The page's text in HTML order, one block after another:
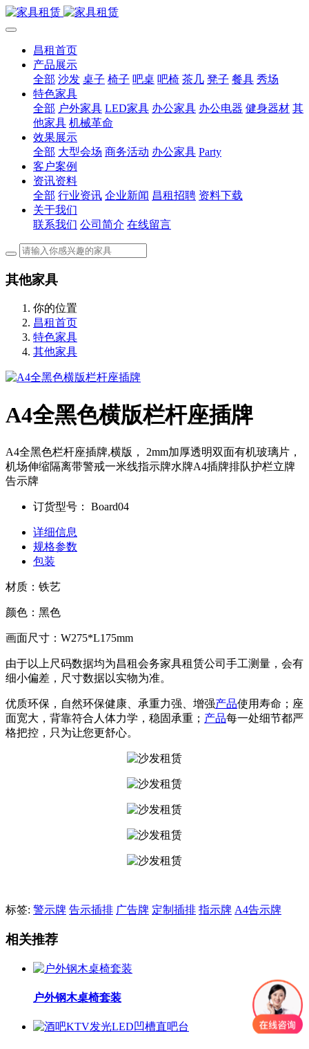
昌租首页
产品展示
全部 沙发 桌子 椅子 吧桌 吧椅 茶几 凳子 餐具 秀场
特色家具
全部 户外家具 LED家具 办公家具 办公电器 健身器材 其
他家具 机械革命
效果展示
全部 大型会场 商务活动 办公家具 Party
客户案例
资讯资料
全部 行业资讯 企业新闻 昌租招聘 资料下载
关于我们
联系我们 公司简介 在线留言
其他家具
你的位置
昌租首页
特色家具
其他家具
A4全黑色横版栏杆座插牌
A4全黑色栏杆座插牌,横版， 2mm加厚透明双面有机玻璃片，
机场伸缩隔离带警戒一米线指示牌水牌A4插牌排队护栏立牌
告示牌
订货型号： Board04
详细信息
规格参数
包装
材质：铁艺
颜色：黑色
画面尺寸：W275*L175mm
由于以上尺码数据均为昌租会务家具租赁公司手工测量，会有
细小偏差，尺寸数据以实物为准。
优质环保，自然环保健康、承重力强、增强产品使用寿命；座
面宽大，背靠符合人体力学，稳固承重； 产品每一处细节都严
格把控，只为让您更舒心。
标签: 警示牌 告示插排 广告牌 定制插排 指示牌 A4告示牌
相关推荐
户外钢木桌椅套装